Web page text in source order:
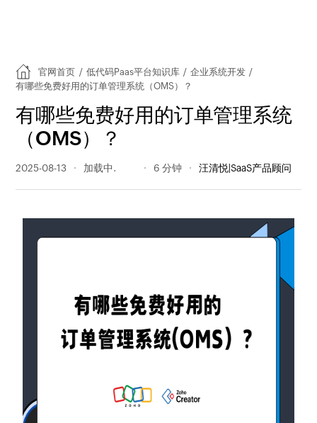
官网首页 / 低代码Paas平台知识库 / 企业系统开发 /
有哪些免费好用的订单管理系统（OMS）？
有哪些免费好用的订单管理系统
（OMS）？
2025-08-13 1087 阅读量 6 分钟 汪清悦|SaaS产品顾问